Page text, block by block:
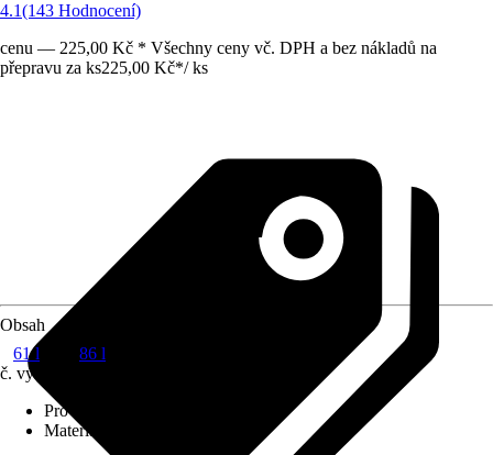
4.1(143 Hodnocení)
cenu — 225,00 Kč * Všechny ceny vč. DPH a bez nákladů na
přepravu za ks225,00 Kč*/ ks
Obsah
61 l
86 l
č. výrobku
Provedení
Materiál